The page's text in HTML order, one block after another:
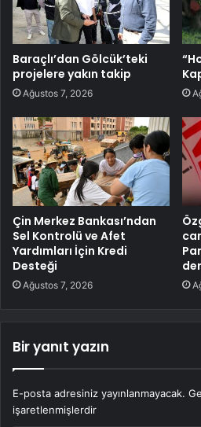
Baraçlı’dan Gölcük’teki
projelere yakın takip
Ağustos 7, 2026
Çin Merkez Bankası’ndan
Sel Kontrolü ve Afet
Yardımları İçin Kredi
Desteği
Ağustos 7, 2026
Bir yanıt yazın
E-posta adresiniz yayınlanmayacak.
işaretlenmişlerdir